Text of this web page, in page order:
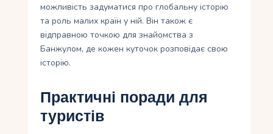
можливість задуматися про глобальну історію
та роль малих країн у ній. Він також є
відправною точкою для знайомства з
Банжулом, де кожен куточок розповідає свою
історію.
Практичні поради для
туристів